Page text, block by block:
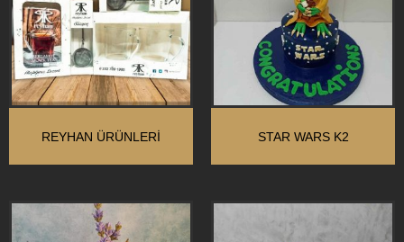
REYHAN ÜRÜNLERI STAR WARS K2